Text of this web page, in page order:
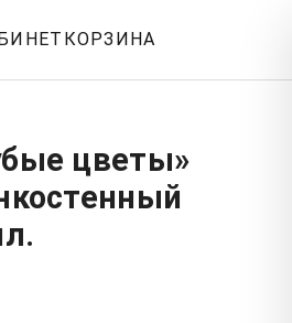
КОРЗИНА
цветы»